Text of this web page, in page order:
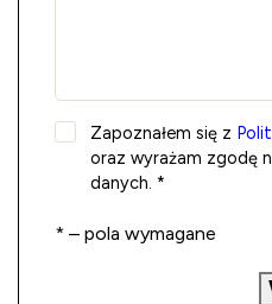
Zapoznałem się z
oraz wyrażam zgodę
danych. *
* – pola wymagane